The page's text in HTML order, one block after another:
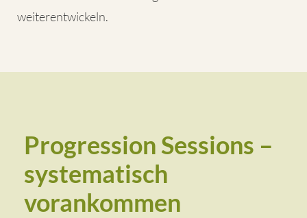
weiterentwickeln.
Progression Sessions –
systematisch
vorankommen